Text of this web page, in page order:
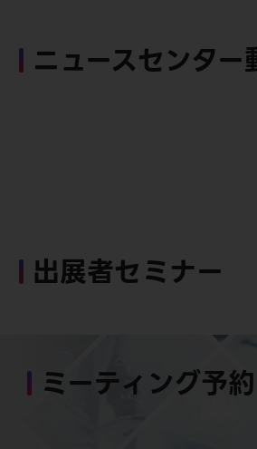
ニュースセンター
出展者セミナー
ミーティング予約